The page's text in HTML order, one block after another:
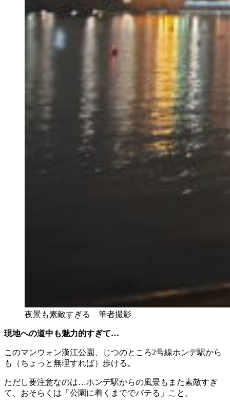
夜景も素敵すぎる 筆者撮影
現地への道中も魅力的すぎて…
このマンウォン漢江公園、じつのところ2号線ホンデ駅から
も（ちょっと無理すれば）歩ける。
ただし要注意なのは…ホンデ駅からの風景もまた素敵すぎ
て、おそらくは「公園に着くまででバテる」こと。